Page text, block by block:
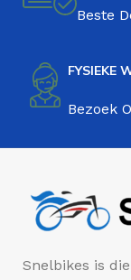
Beste
FYSIEKE
Bezoek
Snelbikes is